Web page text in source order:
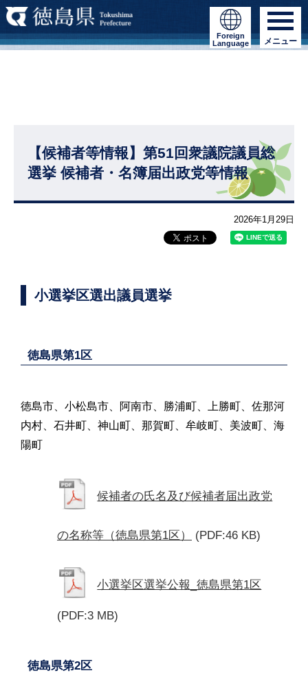
Foreign
Language
メニュー
【候補者等情報】第51回衆議院議員総
選挙 候補者・名簿届出政党等情報
2026年1月29日
小選挙区選出議員選挙
徳島県第1区
徳島市、小松島市、阿南市、勝浦町、上勝町、佐那河
内村、石井町、神山町、那賀町、牟岐町、美波町、海
陽町
候補者の氏名及び候補者届出政党
の名称等（徳島県第1区） (PDF:46 KB)
小選挙区選挙公報_徳島県第1区
(PDF:3 MB)
徳島県第2区